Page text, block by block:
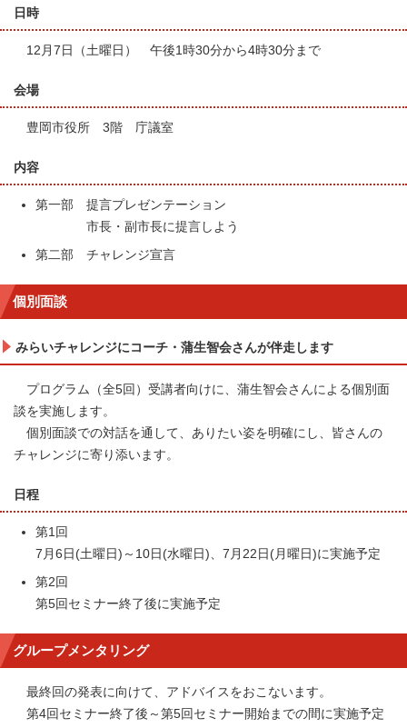
日時
12月7日（土曜日） 午後1時30分から4時30分まで
会場
豊岡市役所 3階 庁議室
内容
第一部 提言プレゼンテーション
市長・副市長に提言しよう
第二部 チャレンジ宣言
個別面談
みらいチャレンジにコーチ・蒲生智会さんが伴走します
プログラム（全5回）受講者向けに、蒲生智会さんによる個別面
談を実施します。
個別面談での対話を通して、ありたい姿を明確にし、皆さんの
チャレンジに寄り添います。
日程
第1回
7月6日(土曜日)～10日(水曜日)、7月22日(月曜日)に実施予定
第2回
第5回セミナー終了後に実施予定
グループメンタリング
最終回の発表に向けて、アドバイスをおこないます。
第4回セミナー終了後～第5回セミナー開始までの間に実施予定